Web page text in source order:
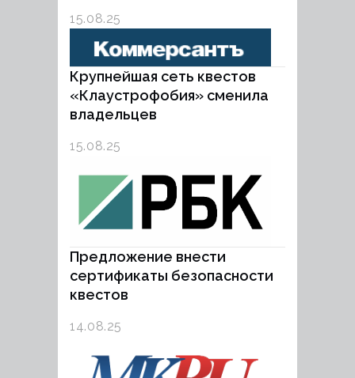
15.08.25
Крупнейшая сеть квестов
«Клаустрофобия» сменила
владельцев
15.08.25
Предложение внести
сертификаты безопасности
квестов
14.08.25